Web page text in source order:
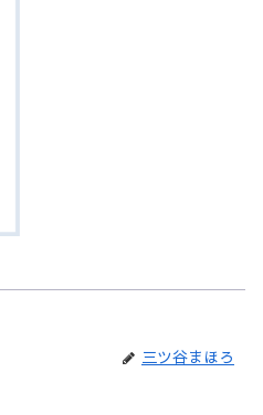
三ツ谷まほろ